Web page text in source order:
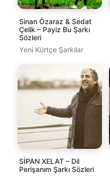
Sinan Özaraz & Sedat
Çelik – Payiz Bu Şarkı
Sözleri
Yeni Kürtçe Şarkılar
SİPAN XELAT – Dil
Perişanım Şarkı Sözleri